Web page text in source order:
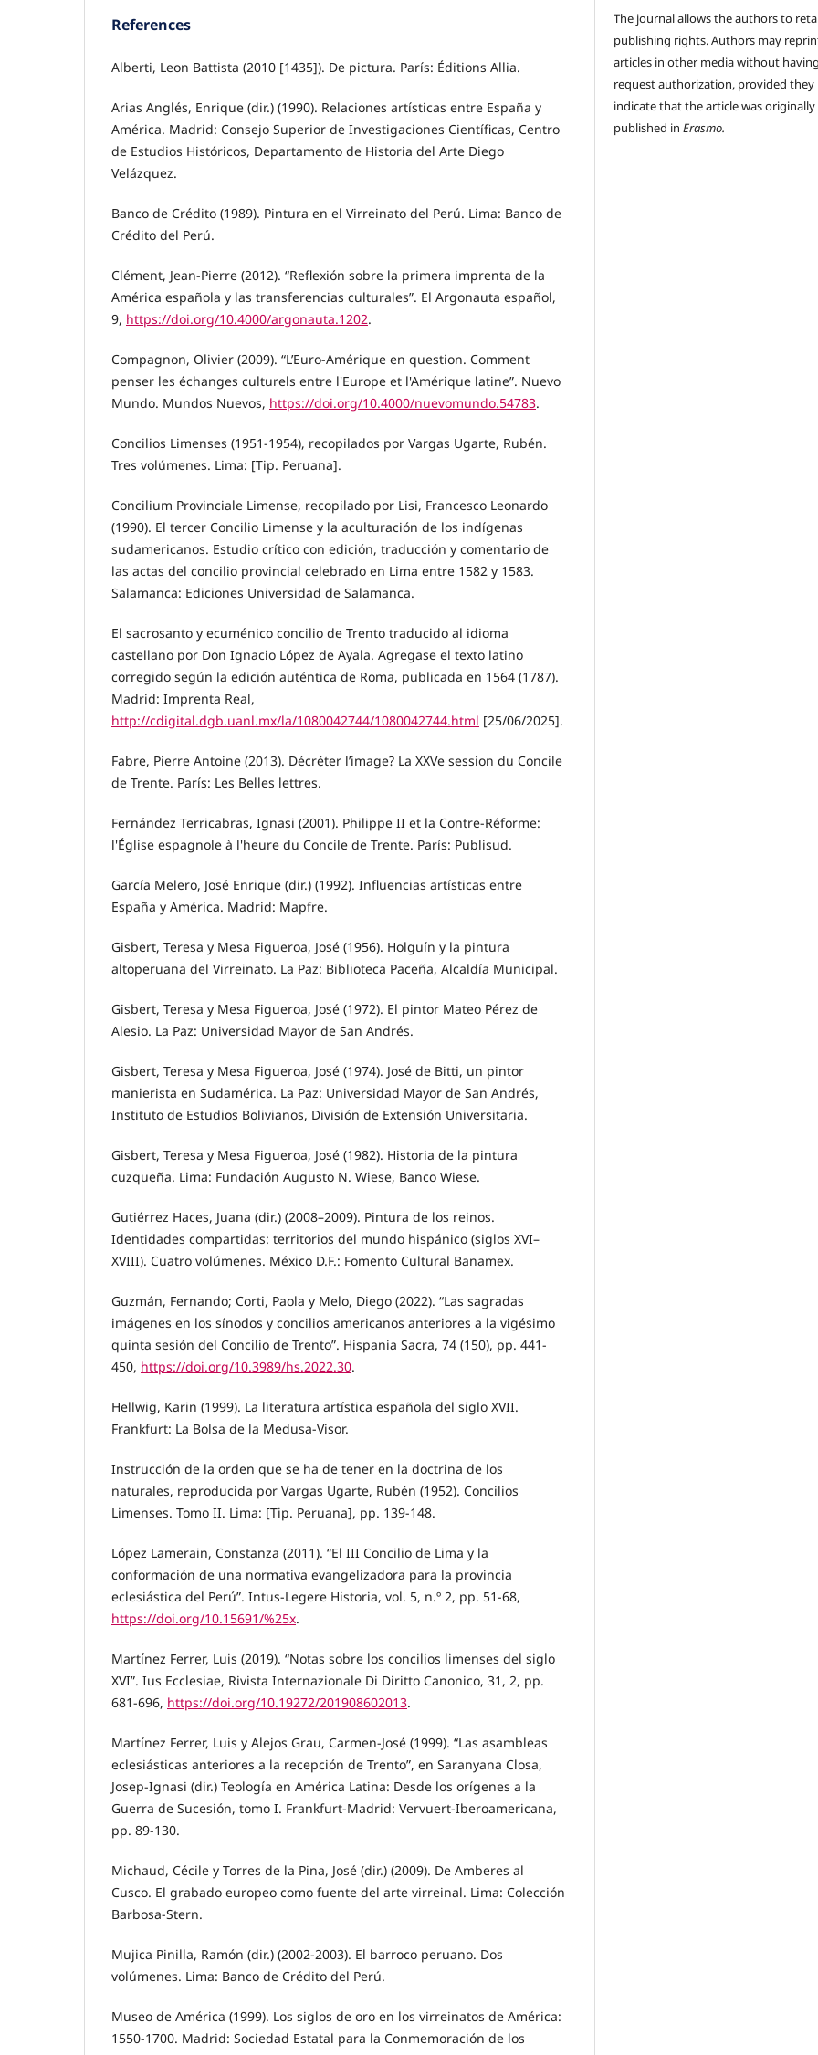
References
Alberti, Leon Battista (2010 [1435]). De pictura. París: Éditions Allia.
Arias Anglés, Enrique (dir.) (1990). Relaciones artísticas entre España y
América. Madrid: Consejo Superior de Investigaciones Científicas, Centro
de Estudios Históricos, Departamento de Historia del Arte Diego
Velázquez.
Banco de Crédito (1989). Pintura en el Virreinato del Perú. Lima: Banco de
Crédito del Perú.
Clément, Jean-Pierre (2012). “Reflexión sobre la primera imprenta de la
América española y las transferencias culturales”. El Argonauta español,
9, https://doi.org/10.4000/argonauta.1202.
Compagnon, Olivier (2009). “L’Euro-Amérique en question. Comment
penser les échanges culturels entre l'Europe et l'Amérique latine”. Nuevo
Mundo. Mundos Nuevos, https://doi.org/10.4000/nuevomundo.54783.
Concilios Limenses (1951-1954), recopilados por Vargas Ugarte, Rubén.
Tres volúmenes. Lima: [Tip. Peruana].
Concilium Provinciale Limense, recopilado por Lisi, Francesco Leonardo
(1990). El tercer Concilio Limense y la aculturación de los indígenas
sudamericanos. Estudio crítico con edición, traducción y comentario de
las actas del concilio provincial celebrado en Lima entre 1582 y 1583.
Salamanca: Ediciones Universidad de Salamanca.
El sacrosanto y ecuménico concilio de Trento traducido al idioma
castellano por Don Ignacio López de Ayala. Agregase el texto latino
corregido según la edición auténtica de Roma, publicada en 1564 (1787).
Madrid: Imprenta Real,
http://cdigital.dgb.uanl.mx/la/1080042744/1080042744.html [25/06/2025].
Fabre, Pierre Antoine (2013). Décréter l’image? La XXVe session du Concile
de Trente. París: Les Belles lettres.
Fernández Terricabras, Ignasi (2001). Philippe II et la Contre-Réforme:
l'Église espagnole à l'heure du Concile de Trente. París: Publisud.
García Melero, José Enrique (dir.) (1992). Influencias artísticas entre
España y América. Madrid: Mapfre.
Gisbert, Teresa y Mesa Figueroa, José (1956). Holguín y la pintura
altoperuana del Virreinato. La Paz: Biblioteca Paceña, Alcaldía Municipal.
Gisbert, Teresa y Mesa Figueroa, José (1972). El pintor Mateo Pérez de
Alesio. La Paz: Universidad Mayor de San Andrés.
Gisbert, Teresa y Mesa Figueroa, José (1974). José de Bitti, un pintor
manierista en Sudamérica. La Paz: Universidad Mayor de San Andrés,
Instituto de Estudios Bolivianos, División de Extensión Universitaria.
Gisbert, Teresa y Mesa Figueroa, José (1982). Historia de la pintura
cuzqueña. Lima: Fundación Augusto N. Wiese, Banco Wiese.
Gutiérrez Haces, Juana (dir.) (2008–2009). Pintura de los reinos.
Identidades compartidas: territorios del mundo hispánico (siglos XVI–
XVIII). Cuatro volúmenes. México D.F.: Fomento Cultural Banamex.
Guzmán, Fernando; Corti, Paola y Melo, Diego (2022). “Las sagradas
imágenes en los sínodos y concilios americanos anteriores a la vigésimo
quinta sesión del Concilio de Trento”. Hispania Sacra, 74 (150), pp. 441-
450, https://doi.org/10.3989/hs.2022.30.
Hellwig, Karin (1999). La literatura artística española del siglo XVII.
Frankfurt: La Bolsa de la Medusa-Visor.
Instrucción de la orden que se ha de tener en la doctrina de los
naturales, reproducida por Vargas Ugarte, Rubén (1952). Concilios
Limenses. Tomo II. Lima: [Tip. Peruana], pp. 139-148.
López Lamerain, Constanza (2011). “El III Concilio de Lima y la
conformación de una normativa evangelizadora para la provincia
eclesiástica del Perú”. Intus-Legere Historia, vol. 5, n.º 2, pp. 51-68,
https://doi.org/10.15691/%25x.
Martínez Ferrer, Luis (2019). “Notas sobre los concilios limenses del siglo
XVI”. Ius Ecclesiae, Rivista Internazionale Di Diritto Canonico, 31, 2, pp.
681-696, https://doi.org/10.19272/201908602013.
Martínez Ferrer, Luis y Alejos Grau, Carmen-José (1999). “Las asambleas
eclesiásticas anteriores a la recepción de Trento”, en Saranyana Closa,
Josep-Ignasi (dir.) Teología en América Latina: Desde los orígenes a la
Guerra de Sucesión, tomo I. Frankfurt-Madrid: Vervuert-Iberoamericana,
pp. 89-130.
Michaud, Cécile y Torres de la Pina, José (dir.) (2009). De Amberes al
Cusco. El grabado europeo como fuente del arte virreinal. Lima: Colección
Barbosa-Stern.
Mujica Pinilla, Ramón (dir.) (2002-2003). El barroco peruano. Dos
volúmenes. Lima: Banco de Crédito del Perú.
Museo de América (1999). Los siglos de oro en los virreinatos de América:
1550-1700. Madrid: Sociedad Estatal para la Conmemoración de los
The journal allows the authors to
publishing rights. Authors may
articles in other media without
request authorization, provided they
indicate that the article was originally
published inErasmo.